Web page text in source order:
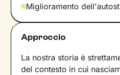
Miglioramento
Approccio
La nostra storia è
del contesto in cui